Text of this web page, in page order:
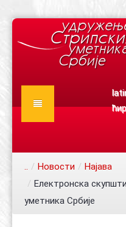
.. / Новости / Најава
/ Електронска
уметника Србије
Почетна
Новости